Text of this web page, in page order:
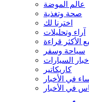
عالم الموضة
صحة وتغذية
اخترنا لك
آراء وتحليلات
الأكثر قراءة
سياحة وسفر
أخبار السيارات
كاريكاتير
في الأخبار
في الأخبار